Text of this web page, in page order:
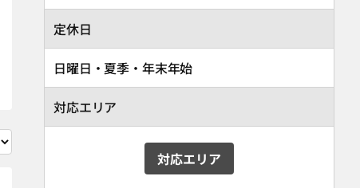
定休日
日曜日・夏季・年末年始
対応エリア
対応エリア